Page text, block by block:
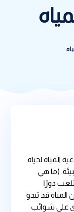
المياه لحياة
(ما هي
تلعب دورًا
قد تبدو
على شوائب